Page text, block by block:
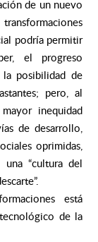
de un nuevo
podría permitir
el progreso
posibilidad de
pero, al
inequidad
de desarrollo,
oprimidas,
“cultura del
está
de la